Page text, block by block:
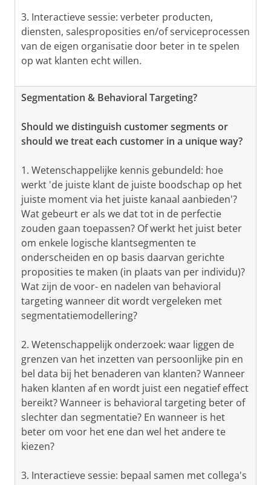
3. Interactieve sessie: verbeter producten,
diensten, salesproposities en/of serviceprocessen
van de eigen organisatie door beter in te spelen
op wat klanten echt willen.
Segmentation & Behavioral Targeting?
Should we distinguish customer segments or
should we treat each customer in a unique way?
1. Wetenschappelijke kennis gebundeld: hoe
werkt 'de juiste klant de juiste boodschap op het
juiste moment via het juiste kanaal aanbieden'?
Wat gebeurt er als we dat tot in de perfectie
zouden gaan toepassen? Of werkt het juist beter
om enkele logische klantsegmenten te
onderscheiden en op basis daarvan gerichte
proposities te maken (in plaats van per individu)?
Wat zijn de voor- en nadelen van behavioral
targeting wanneer dit wordt vergeleken met
segmentatiemodellering?
2. Wetenschappelijk onderzoek: waar liggen de
grenzen van het inzetten van persoonlijke pin en
bel data bij het benaderen van klanten? Wanneer
haken klanten af en wordt juist een negatief effect
bereikt? Wanneer is behavioral targeting beter of
slechter dan segmentatie? En wanneer is het
beter om voor het ene dan wel het andere te
kiezen?
3. Interactieve sessie: bepaal samen met collega's